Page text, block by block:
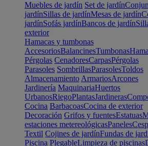
Muebles de jardín Set de jardín
jardínSillas de jardínMesas de jardín
jardínSofás jardínBancos de jardín
exterior
Hamacas y tumbonas
AccesoriosBalancinesTumbonas
Pérgolas CenadoresCarpasPérgolas
Parasoles SombrillasParasolesToldos
Almacenamiento ArmariosArcones
Jardinería MaquinariaHuertos
UrbanosRiegoPlantasJardineras
Cocina BarbacoasCocina de exterior
Decoración Grifos y fuentesEstatuas
estaciones metereológicasPaneles
Textil Cojines de jardínFundas de
Piscina PlegableLimpieza de piscinas